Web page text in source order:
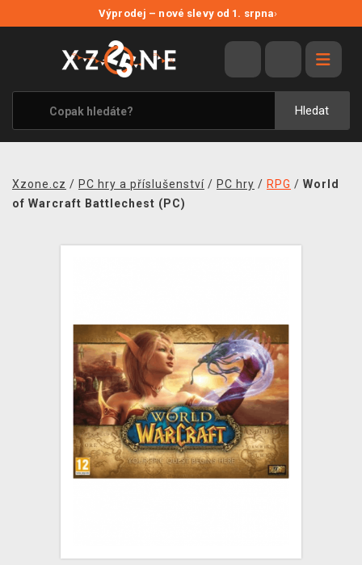
Výprodej – nové slevy od 1. srpna›
Hledat
VÝPRODEJ
VIDEOHRY
XZONE ORIGINALS
TÉMATIKY
MERCHANDISE
PRODEJNY
DOPRAVA
XZONE KLUB
TCG & BOARDGAME HUB
Xzone.cz / PC hry a příslušenství / PC hry / RPG / World
of Warcraft Battlechest (PC)